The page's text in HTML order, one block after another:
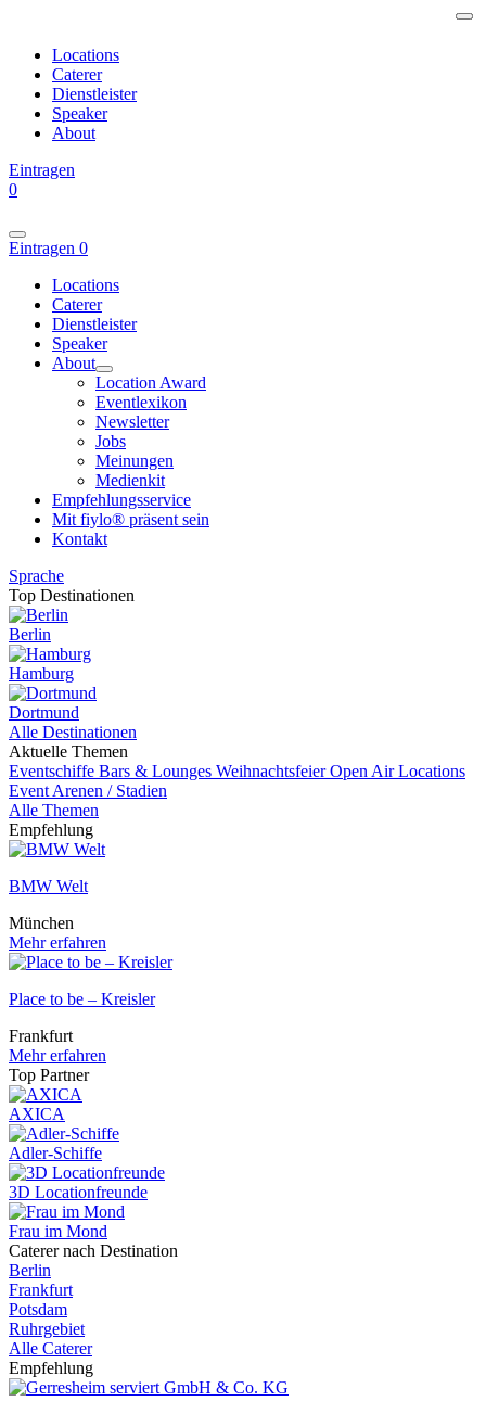
Locations
Caterer
Dienstleister
Speaker
About
Eintragen
0
Eintragen 0
Locations
Caterer
Dienstleister
Speaker
About
Location Award
Eventlexikon
Newsletter
Jobs
Meinungen
Medienkit
Empfehlungsservice
Mit fiylo® präsent sein
Kontakt
Sprache
Top Destinationen
Berlin
Hamburg
Dortmund
Alle Destinationen
Aktuelle Themen
Eventschiffe Bars & Lounges WeihnachtsfeierOpen Air Locations
Event Arenen / Stadien
Alle Themen
Empfehlung
BMW Welt
München
Mehr erfahren
Place to be – Kreisler
Frankfurt
Mehr erfahren
Top Partner
AXICA
Adler-Schiffe
3D Locationfreunde
Frau im Mond
Caterer nach Destination
Berlin
Frankfurt
Potsdam
Ruhrgebiet
Alle Caterer
Empfehlung